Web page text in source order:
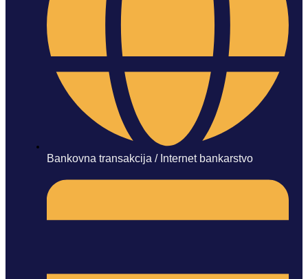
Bankovna transakcija / Internet bankarstvo